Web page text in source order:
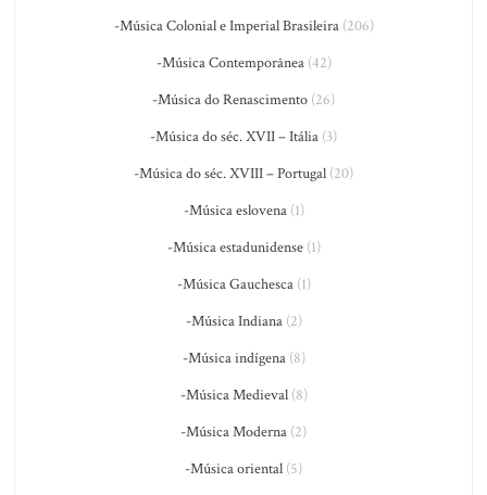
-Música Colonial e Imperial Brasileira(206)
-Música Contemporânea(42)
-Música do Renascimento (26)
-Música do séc. XVII – Itália (3)
-Música do séc. XVIII – Portugal (20)
-Música eslovena(1)
-Música estadunidense(1)
-Música Gauchesca(1)
-Música Indiana(2)
-Música indígena(8)
-Música Medieval(8)
-Música Moderna (2)
-Música oriental (5)